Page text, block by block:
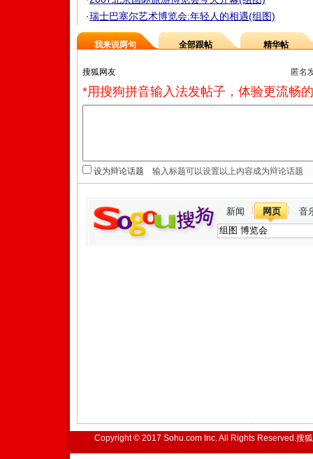
·瑞士巴塞尔艺术博览会:年轻人的相遇(组图)
我来说两句 全部跟帖 精华帖
匿名
*用搜狗拼音输入法发帖子，体验更流畅
设为辩论话题
新闻 网页 音
Copyright © 2017 Sohu.com Inc. All Rights Reserved.搜